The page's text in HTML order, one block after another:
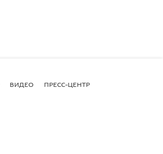
ВИДЕО ПРЕСС-ЦЕНТР